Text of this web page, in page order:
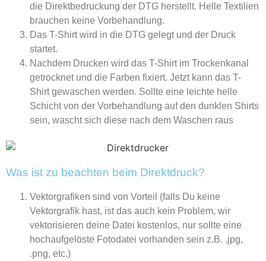
die Direktbedruckung der DTG herstellt. Helle Textilien
brauchen keine Vorbehandlung.
Das T-Shirt wird in die DTG gelegt und der Druck
startet.
Nachdem Drucken wird das T-Shirt im Trockenkanal
getrocknet und die Farben fixiert. Jetzt kann das T-
Shirt gewaschen werden. Sollte eine leichte helle
Schicht von der Vorbehandlung auf den dunklen Shirts
sein, wascht sich diese nach dem Waschen raus
Was ist zu beachten beim Direktdruck?
Vektorgrafiken sind von Vorteil (falls Du keine
Vektorgrafik hast, ist das auch kein Problem, wir
vektorisieren deine Datei kostenlos, nur sollte eine
hochaufgelöste Fotodatei vorhanden sein z.B. .jpg,
.png, etc.)